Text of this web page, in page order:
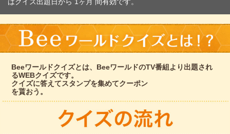
Beeワールドクイズとは、BeeワールドのTV番組より出題され
るWEBクイズです。
クイズに答えてスタンプを集めてクーポン
を貰おう。